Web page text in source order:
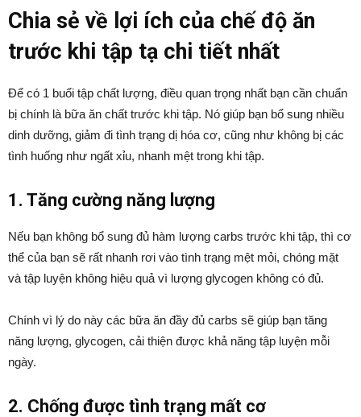
Chia sẻ về lợi ích của chế độ ăn
trước khi tập tạ chi tiết nhất
Để có 1 buổi tập chất lượng, điều quan trọng nhất bạn cần chuẩn
bị chính là bữa ăn chất trước khi tập. Nó giúp bạn bổ sung nhiều
dinh dưỡng, giảm đi tình trạng dị hóa cơ, cũng như không bị các
tình huống như ngất xỉu, nhanh mệt trong khi tập.
1. Tăng cường năng lượng
Nếu bạn không bổ sung đủ hàm lượng carbs trước khi tập, thì cơ
thể của bạn sẽ rất nhanh rơi vào tình trạng mệt mỏi, chóng mặt
và tập luyện không hiệu quả vì lượng glycogen không có đủ.
Chính vì lý do này các bữa ăn đầy đủ carbs sẽ giúp bạn tăng
năng lượng, glycogen, cải thiện được khả năng tập luyện mỗi
ngày.
2. Chống được tình trạng mất cơ